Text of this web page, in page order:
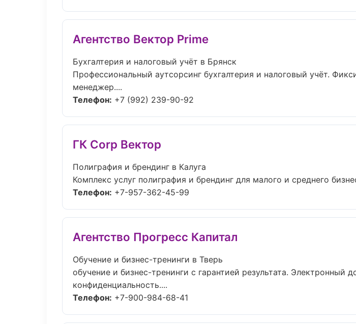
Агентство Вектор Prime
Бухгалтерия и налоговый учёт в Брянск
Профессиональный аутсорсинг бухгалтерия и налоговый учёт.
менеджер....
Телефон: +7 (992) 239-90-92
ГК Corp Вектор
Полиграфия и брендинг в Калуга
Комплекс услуг полиграфия и брендинг для малого и среднего
Телефон: +7-957-362-45-99
Агентство Прогресс Капитал
Обучение и бизнес-тренинги в Тверь
обучение и бизнес-тренинги с гарантией результата. Электронный
конфиденциальность....
Телефон: +7-900-984-68-41